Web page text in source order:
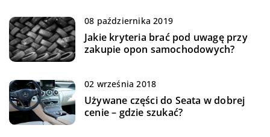
08 października 2019
Jakie kryteria brać pod uwagę przy
zakupie opon samochodowych?
02 września 2018
Używane części do Seata w dobrej
cenie – gdzie szukać?